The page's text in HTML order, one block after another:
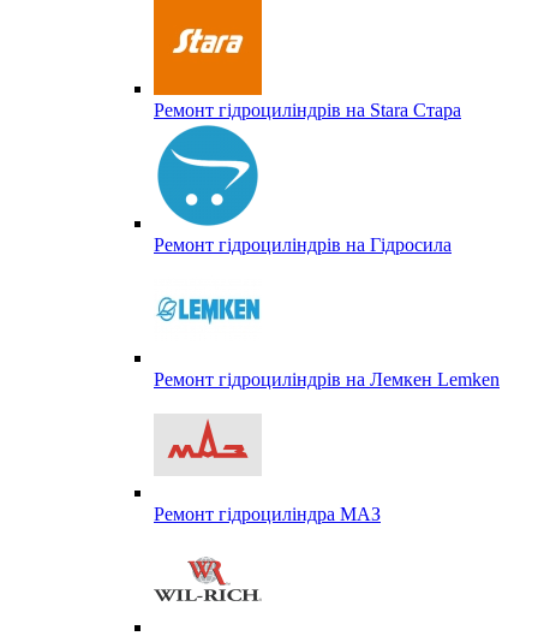
Ремонт гідроциліндрів на Stara Стара
Ремонт гідроциліндрів на Гідросила
Ремонт гідроциліндрів на Лемкен Lemken
Ремонт гідроциліндра МАЗ